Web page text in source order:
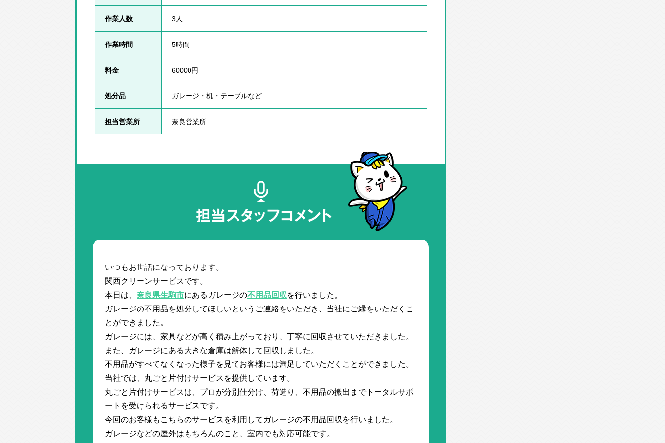
作業人数 3人
作業時間 5時間
料金 60000円
処分品 ガレージ・机・テーブルなど
担当営業所 奈良営業所
担当スタッフコメント
いつもお世話になっております。
関西クリーンサービスです。
本日は、 奈良県生駒市にあるガレージの不用品回収を行いました。
ガレージの不用品を処分してほしいというご連絡をいただき、当社にご縁をいただくこ
とができました。
ガレージには、家具などが高く積み上がっており、丁寧に回収させていただきました。
また、ガレージにある大きな倉庫は解体して回収しました。
不用品がすべてなくなった様子を見てお客様には満足していただくことができました。
当社では、丸ごと片付けサービスを提供しています。
丸ごと片付けサービスは、プロが分別仕分け、荷造り、不用品の搬出までトータルサポ
ートを受けられるサービスです。
今回のお客様もこちらのサービスを利用してガレージの不用品回収を行いました。
ガレージなどの屋外はもちろんのこと、室内でも対応可能です。